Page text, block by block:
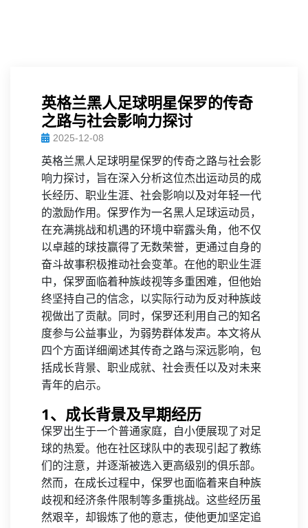
英格兰黑人足球明星保罗的传奇
之路与社会影响力探讨
2025-12-08
英格兰黑人足球明星保罗的传奇之路与社会影
响力探讨，旨在深入分析这位杰出运动员的成
长经历、职业生涯、社会影响以及对年轻一代
的激励作用。保罗作为一名黑人足球运动员，
在充满挑战和机遇的环境中崭露头角，他不仅
以卓越的球技赢得了无数荣誉，更通过自身的
奋斗故事积极推动社会变革。在他的职业生涯
中，保罗面临着种族歧视等多重困难，但他始
终坚持自己的信念，以实际行动为反对种族歧
视做出了贡献。同时，保罗还利用自己的知名
度参与公益事业，为弱势群体发声。本文将从
四个方面详细阐述其传奇之路与深远影响，包
括成长背景、职业成就、社会责任以及对未来
青年的启示。
1、成长背景及早期经历
保罗出生于一个普通家庭，自小便展现了对足
球的热爱。他在社区球队中的表现引起了教练
们的注意，并逐渐被选入更高级别的俱乐部。
然而，在成长过程中，保罗也面临着来自种族
歧视和经济条件限制等多重挑战。这些经历虽
然艰辛，却锻炼了他的意志，使他更加坚定追